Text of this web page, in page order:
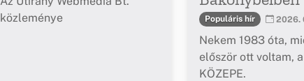
közleménye
Populáris hír 2026.
Nekem 1983 óta,
először ott voltam,
KÖZEPE.